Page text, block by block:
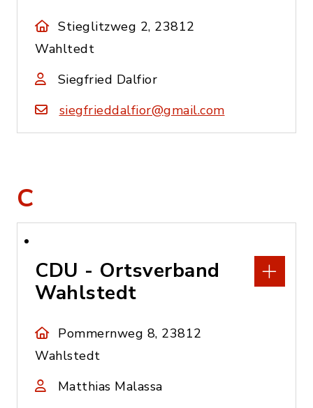
Stieglitzweg 2, 23812
Wahltedt
Siegfried Dalfior
siegfrieddalfior@gmail.com
C
CDU - Ortsverband
Wahlstedt
Pommernweg 8, 23812
Wahlstedt
Matthias Malassa